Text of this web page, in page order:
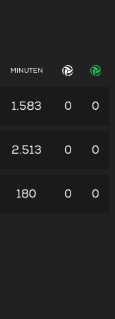
MINUTEN
1.583 0 0
2.513 0 0
180 0 0